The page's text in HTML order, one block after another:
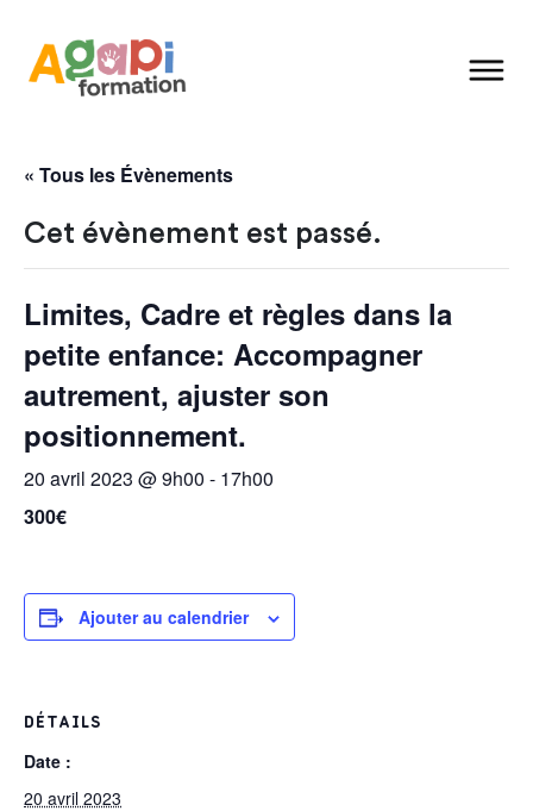
« Tous les Évènements
Cet évènement est passé.
Limites, Cadre et règles dans la
petite enfance: Accompagner
autrement, ajuster son
positionnement.
20 avril 2023 @ 9h00 - 17h00
300€
Ajouter au calendrier
DÉTAILS
Date :
20 avril 2023